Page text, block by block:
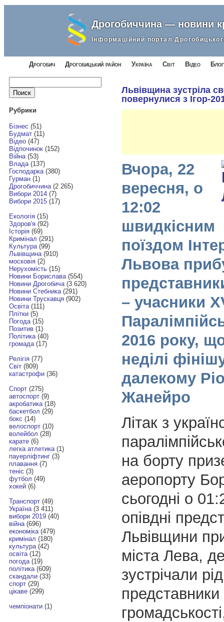
Дрогобиччина — новини
Інформаційний портал
Дрогобич Дрогобицький район Україна Світ Відео
Найти:
Рубрики
Бізнес (51)
Будмат(11)
Відео(47)
Відпочинок(152)
Війна(53)
Влада(137)
Господарка(380)
Гурман(1)
Дрогобиччина(2 265)
Вибори 2014(7)
Вибори 2015(17)
Екологія(15)
Здоров'я(92)
Історія(69)
Кримінал (291)
Культура(99)
Львівщина(910)
московія(2)
Нерухомість(15)
Новини Борислава(554)
Новини Дрогобича(3 620)
Новини Стебника(291)
Новини Трускавця(902)
Освіта(111)
Плітки(5)
Погода(15)
Позитив(1)
Політика(40)
громада(17)
Релігія(77)
Світ(809)
катастрофи(36)
Спорт(275)
автоспорт(9)
акробатика(18)
баскетбол (29)
бокс (14)
велоспорт(10)
волейбол (28)
карате(6)
легка атлетика(1)
пауерліфтинг(3)
плавання(7)
теніс (3)
футбол (49)
хокей(6)
Транспорт(49)
Україна(3 411)
вибори 2019(40)
війна(696)
економіка(479)
кримінал (180)
культура(42)
освіта(12)
погода(19)
політика(609)
скандали(33)
спорт(29)
цікаве(299)
чемпіонати(1)
Львівщина зустріла
повернулися з Ігор-
Вчора, 22
вересня, о
12:02
швидкісним
поїздом
Львова
– учасники
2016 року,
неділі
далекому
Жанейро
Літак з
на борту
аеропорту
сьогодні о
опівдні
Львівщини
міста Лева,
зустрічали
представники